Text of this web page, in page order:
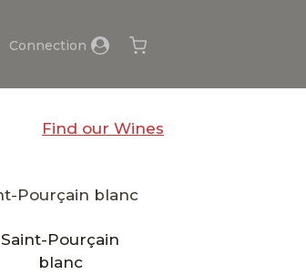
Connection
Find our Wines
Saint-Pourçain
blanc